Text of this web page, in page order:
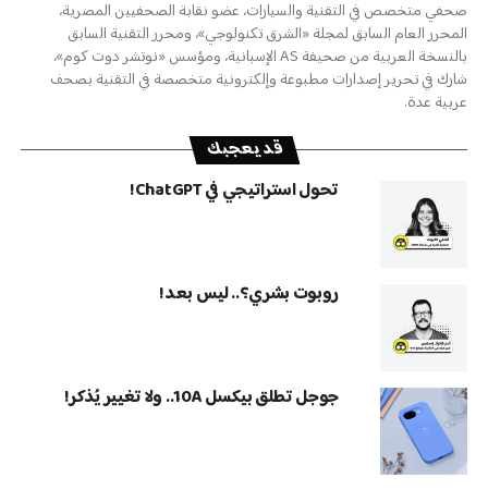
صحفي متخصص في التقنية والسيارات، عضو نقابة الصحفيين المصرية،
المحرر العام السابق لمجلة «الشرق تكنولوجي»، ومحرر التقنية السابق
بالنسخة العربية من صحيفة AS الإسبانية، ومؤسس «نوتشر دوت كوم»،
شارك في تحرير إصدارات مطبوعة وإلكترونية متخصصة في التقنية بصحف
عربية عدة.
قد يعجبك
تحول استراتيجي في ChatGPT!
روبوت بشري؟.. ليس بعد!
جوجل تطلق بيكسل 10A.. ولا تغيير يُذكر!